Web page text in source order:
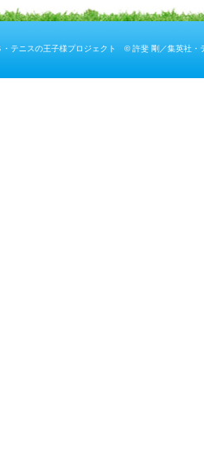
テニスの王子様プロジェクト © 許斐 剛／集英社・